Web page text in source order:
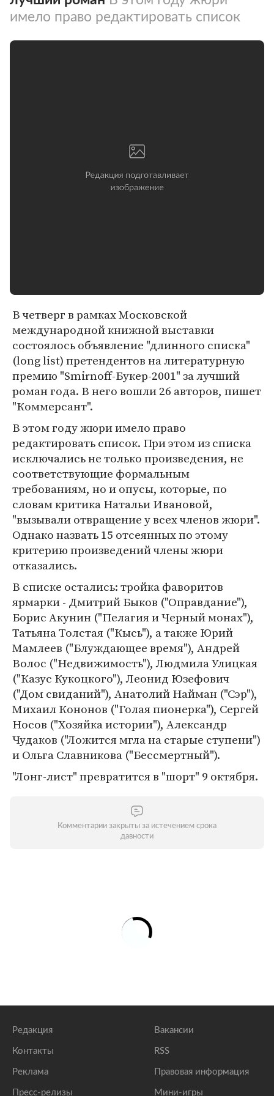
имело право редактировать список
В четверг в рамках Московской
международной книжной выставки
состоялось объявление "длинного списка"
(long list) претендентов на литературную
премию "Smirnoff-Букер-2001" за лучший
роман года. В него вошли 26 авторов, пишет
"Коммерсант".
В этом году жюри имело право
редактировать список. При этом из списка
исключались не только произведения, не
соответствующие формальным
требованиям, но и опусы, которые, по
словам критика Натальи Ивановой,
"вызывали отвращение у всех членов жюри".
Однако назвать 15 отсеянных по этому
критерию произведений члены жюри
отказались.
В списке остались: тройка фаворитов
ярмарки - Дмитрий Быков ("Оправдание"),
Борис Акунин ("Пелагия и Черный монах"),
Татьяна Толстая ("Кысь"), а также Юрий
Мамлеев ("Блуждающее время"), Андрей
Волос ("Недвижимость"), Людмила Улицкая
("Казус Кукоцкого"), Леонид Юзефович
("Дом свиданий"), Анатолий Найман ("Сэр"),
Михаил Кононов ("Голая пионерка"), Сергей
Носов ("Хозяйка истории"), Александр
Чудаков ("Ложится мгла на старые ступени")
и Ольга Славникова ("Бессмертный").
"Лонг-лист" превратится в "шорт" 9 октября.
Комментарии закрыты за истечением срока
давности
Редакция
Контакты
Реклама
Пресс-релизы
Вакансии
RSS
Правовая информация
Мини-игры